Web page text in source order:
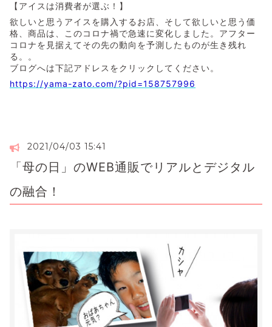
【アイスは消費者が選ぶ！】
欲しいと思うアイスを購入するお店、そして欲しいと思う価
格、商品は、このコロナ禍で急速に変化しました。アフター
コロナを見据えてその先の動向を予測したものが生き残れ
る。。
ブログへは下記アドレスをクリックしてください。
https://yama-zato.com/?pid=158757996
2021/04/03 15:41
「母の日」のWEB通販でリアルとデジタル
の融合！